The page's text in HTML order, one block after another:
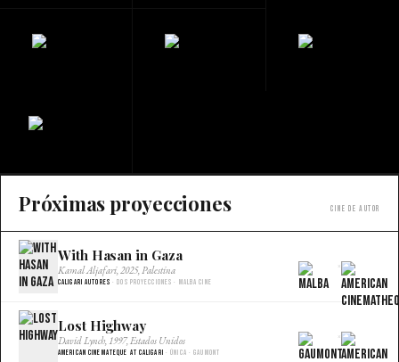
Próximas proyecciones Cine de autor
With Hasan in Gaza
Kamal Aljafari, 2025, Palestina
Caligari Autores · Dos proyecciones · Malba Cine
×
Lost Highway
David Lynch, 1997, Estados Unidos
American Cinemateque at Caligari · Única · Gaumont
×